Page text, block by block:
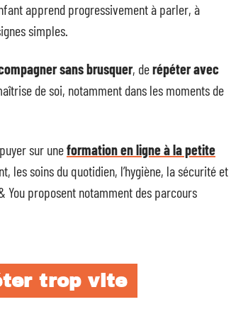
apprend progressivement à parler, à
simples.
sans brusquer, derépéter avec
de soi, notamment dans les moments de
sur uneformation en ligne à la petite
les soins du quotidien, l’hygiène, la sécurité et
You proposent notamment des parcours
trop vite